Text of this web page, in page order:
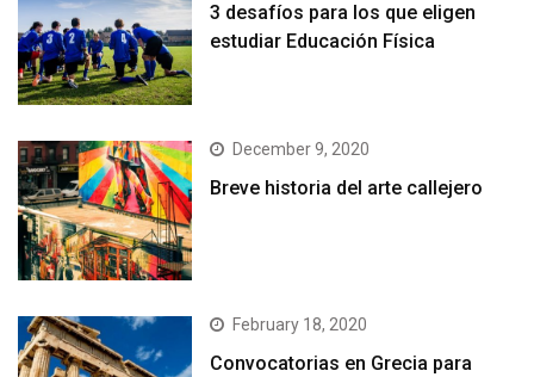
3 desafíos para los que eligen
estudiar Educación Física
December 9, 2020
Breve historia del arte callejero
February 18, 2020
Convocatorias en Grecia para